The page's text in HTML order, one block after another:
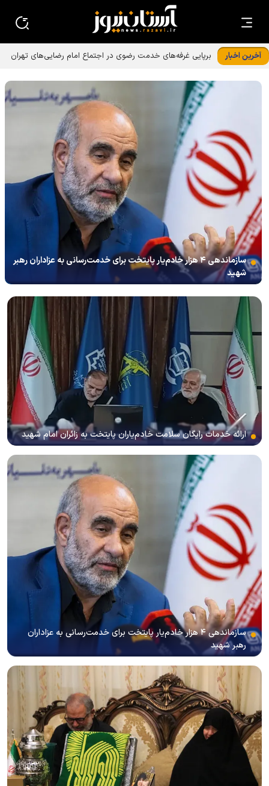
آخرین اخبار برپایی غرفه‌های خدمت رضوی در اجتماع امام رضایی‌های تهران
سازماندهی ۴ هزار خادم‌یار پایتخت برای خدمت‌رسانی به عزاداران رهبر
شهید
ارائه خدمات رایگان سلامت خادم‌یاران پایتخت به زائران امام شهید
سازماندهی ۴ هزار خادم‌یار پایتخت برای خدمت‌رسانی به عزاداران
رهبر شهید